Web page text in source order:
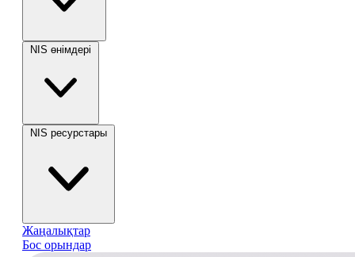
NIS өнімдері
NIS ресурстары
Жаңалықтар
Бос орындар